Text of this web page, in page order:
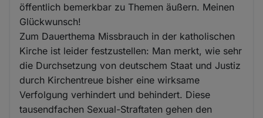
öffentlich bemerkbar zu Themen äußern. Meinen
Glückwunsch!
Zum Dauerthema Missbrauch in der katholischen
Kirche ist leider festzustellen: Man merkt, wie sehr
die Durchsetzung von deutschem Staat und Justiz
durch Kirchentreue bisher eine wirksame
Verfolgung verhindert und behindert. Diese
tausendfachen Sexual-Straftaten gehen den